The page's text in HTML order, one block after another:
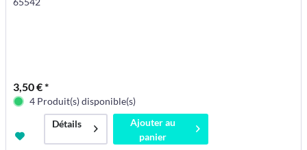
3,50 € *
4 Produit(s) disponible(s)
Détails
Ajouter au
panier